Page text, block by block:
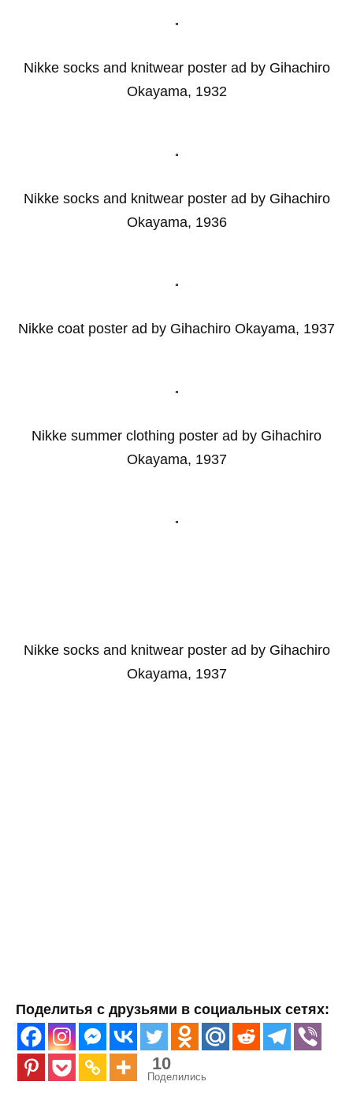
Nikke socks and knitwear poster ad by Gihachiro
Okayama, 1932
Nikke socks and knitwear poster ad by Gihachiro
Okayama, 1936
Nikke coat poster ad by Gihachiro Okayama, 1937
Nikke summer clothing poster ad by Gihachiro
Okayama, 1937
Nikke socks and knitwear poster ad by Gihachiro
Okayama, 1937
Поделитья с друзьями в социальных сетях:
10
Поделились